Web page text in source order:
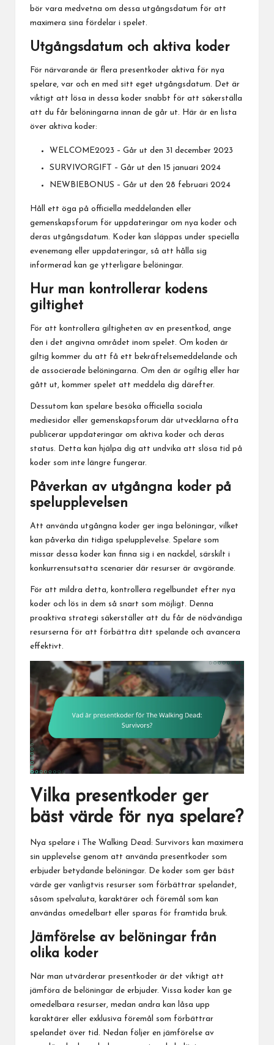
bör vara medvetna om dessa utgångsdatum för att
maximera sina fördelar i spelet.
Utgångsdatum och aktiva koder
För närvarande är flera presentkoder aktiva för nya
spelare, var och en med sitt eget utgångsdatum. Det är
viktigt att lösa in dessa koder snabbt för att säkerställa
att du får belöningarna innan de går ut. Här är en lista
över aktiva koder:
WELCOME2023 – Går ut den 31 december 2023
SURVIVORGIFT – Går ut den 15 januari 2024
NEWBIEBONUS – Går ut den 28 februari 2024
Håll ett öga på officiella meddelanden eller
gemenskapsforum för uppdateringar om nya koder och
deras utgångsdatum. Koder kan släppas under speciella
evenemang eller uppdateringar, så att hålla sig
informerad kan ge ytterligare belöningar.
Hur man kontrollerar kodens
giltighet
För att kontrollera giltigheten av en presentkod, ange
den i det angivna området inom spelet. Om koden är
giltig kommer du att få ett bekräftelsemeddelande och
de associerade belöningarna. Om den är ogiltig eller har
gått ut, kommer spelet att meddela dig därefter.
Dessutom kan spelare besöka officiella sociala
mediesidor eller gemenskapsforum där utvecklarna ofta
publicerar uppdateringar om aktiva koder och deras
status. Detta kan hjälpa dig att undvika att slösa tid på
koder som inte längre fungerar.
Påverkan av utgångna koder på
spelupplevelsen
Att använda utgångna koder ger inga belöningar, vilket
kan påverka din tidiga spelupplevelse. Spelare som
missar dessa koder kan finna sig i en nackdel, särskilt i
konkurrensutsatta scenarier där resurser är avgörande.
För att mildra detta, kontrollera regelbundet efter nya
koder och lös in dem så snart som möjligt. Denna
proaktiva strategi säkerställer att du får de nödvändiga
resurserna för att förbättra ditt spelande och avancera
effektivt.
Vilka presentkoder ger
bäst värde för nya spelare?
Nya spelare i The Walking Dead: Survivors kan maximera
sin upplevelse genom att använda presentkoder som
erbjuder betydande belöningar. De koder som ger bäst
värde ger vanligtvis resurser som förbättrar spelandet,
såsom spelvaluta, karaktärer och föremål som kan
användas omedelbart eller sparas för framtida bruk.
Jämförelse av belöningar från
olika koder
När man utvärderar presentkoder är det viktigt att
jämföra de belöningar de erbjuder. Vissa koder kan ge
omedelbara resurser, medan andra kan låsa upp
karaktärer eller exklusiva föremål som förbättrar
spelandet över tid. Nedan följer en jämförelse av